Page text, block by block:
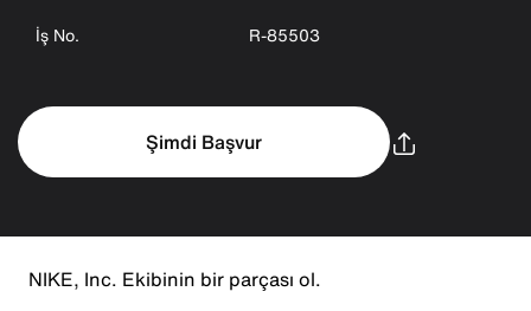
İş No. R-85503
Şimdi Başvur
NIKE, Inc. Ekibinin bir parçası ol.